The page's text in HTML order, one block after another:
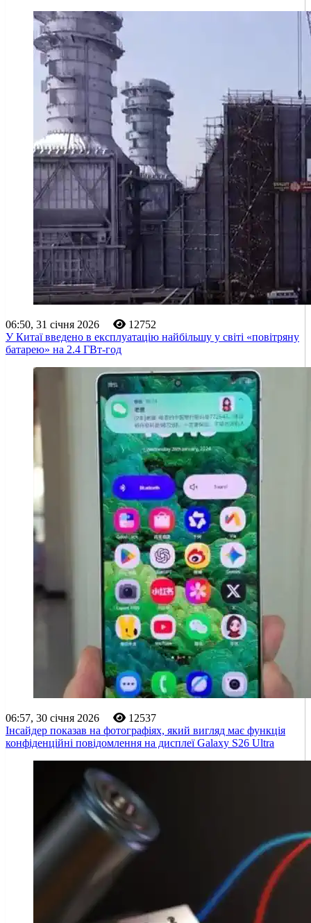
06:50, 31 січня 2026
12752
У Китаї введено в експлуатацію найбільшу у світі «повітряну
батарею» на 2.4 ГВт-год
06:57, 30 січня 2026
12537
Інсайдер показав на фотографіях, який вигляд має функція
конфіденційні повідомлення на дисплеї Galaxy S26 Ultra